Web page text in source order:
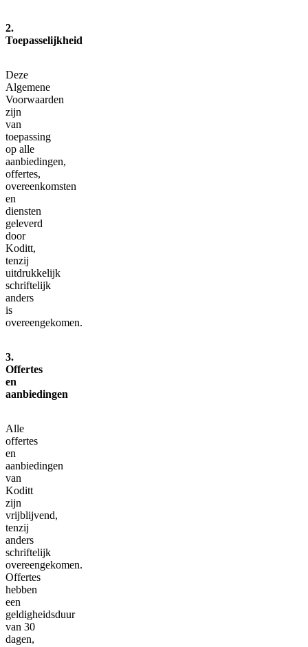
2.
Toepasselijkheid
Deze
Algemene
Voorwaarden
zijn
van
toepassing
op alle
aanbiedingen,
offertes,
overeenkomsten
en
diensten
geleverd
door
Koditt,
tenzij
uitdrukkelijk
schriftelijk
anders
is
overeengekomen.
3.
Offertes
en
aanbiedingen
Alle
offertes
en
aanbiedingen
van
Koditt
zijn
vrijblijvend,
tenzij
anders
schriftelijk
overeengekomen.
Offertes
hebben
een
geldigheidsduur
van 30
dagen,